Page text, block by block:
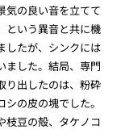
気の良い音を立てて
という異音と共に機
したが、シンクには
ました。結局、専門
り出したのは、粉砕
の皮の塊でした。
枝豆の殻、タケノコ